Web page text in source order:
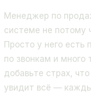
Менеджер по
системе не потому
Просто у него есть
по звонкам и много
добавьте страх,
увидит всё —